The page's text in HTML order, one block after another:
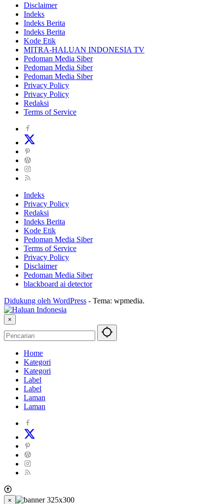
Disclaimer
Indeks
Indeks Berita
Indeks Berita
Kode Etik
MITRA-HALUAN INDONESIA TV
Pedoman Media Siber
Pedoman Media Siber
Pedoman Media Siber
Privacy Policy
Privacy Policy
Redaksi
Terms of Service
Indeks
Privacy Policy
Redaksi
Indeks Berita
Kode Etik
Pedoman Media Siber
Terms of Service
Privacy Policy
Disclaimer
Pedoman Media Siber
blackboard ai detector
Didukung oleh WordPress - Tema: wpmedia.
×
Home
Kategori
Kategori
Label
Label
Laman
Laman
×